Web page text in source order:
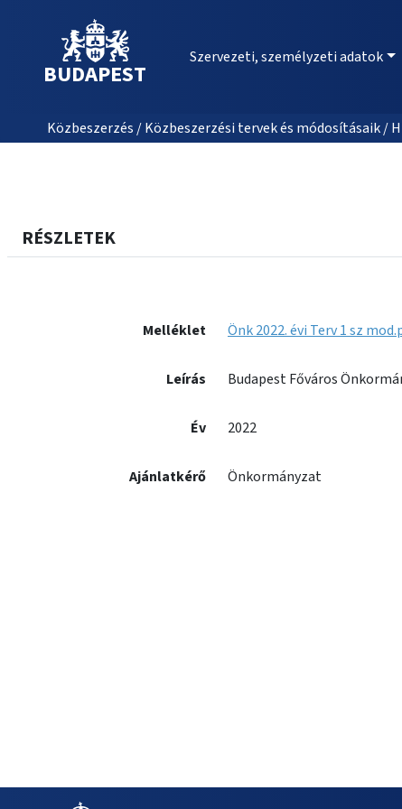
BUDAPEST
Szervezeti, személyzeti adatok
Közbeszerzés / Közbeszerzési tervek és módosításaik /
RÉSZLETEK
Melléklet
Önk 2022. évi Terv 1 sz
Leírás Budapest Főváros
Év 2022
Ajánlatkérő Önkormányzat